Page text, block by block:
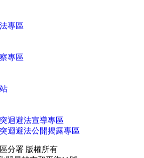
專區
專區
迴避法宣導專區
迴避法公開揭露專區
分署 版權所有